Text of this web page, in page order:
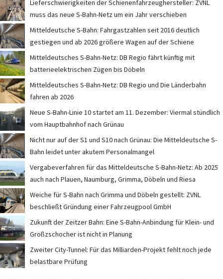
Lieferschwierigkeiten der Schienenfahrzeughersteller: ZVNL
muss das neue S-Bahn-Netz um ein Jahr verschieben
Mitteldeutsche S-Bahn: Fahrgastzahlen seit 2016 deutlich
gestiegen und ab 2026 größere Wagen auf der Schiene
Mitteldeutsches S-Bahn-Netz: DB Regio fährt künftig mit
batterieelektrischen Zügen bis Döbeln
Mitteldeutsches S-Bahn-Netz: DB Regio und Die Länderbahn
fahren ab 2026
Neue S-Bahn-Linie 10 startet am 11. Dezember: Viermal stündlich
vom Hauptbahnhof nach Grünau
Nicht nur auf der S1 und S10 nach Grünau: Die Mitteldeutsche S-
Bahn leidet unter akutem Personalmangel
Vergabeverfahren für das Mitteldeutsche S-Bahn-Netz: Ab 2025
auch nach Plauen, Naumburg, Grimma, Döbeln und Riesa
Weiche für S-Bahn nach Grimma und Döbeln gestellt: ZVNL
beschließt Gründung einer Fahrzeugpool GmbH
Zukunft der Zeitzer Bahn: Eine S-Bahn-Anbindung für Klein- und
Großzschocher ist nicht in Planung
Zweiter City-Tunnel: Für das Milliarden-Projekt fehlt noch jede
belastbare Prüfung